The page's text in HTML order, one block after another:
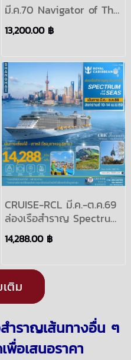
มี.ค.70 Navigator of The
Seas ล่องเรือสำราญ 3คืน
เที่ยวสิงคโปร์ มาเลเซีย
สำราญ เอเชีย:ROYAL
CARIBBEAN
SINGAPORE
13,200.00 ฿
CRUISE-RCL มี.ค.-ต.ค.69
ล่องเรือสำราญ Spectrum
of The Seas 5วัน4คืน
จีน(เซี่ยงไฮ้),เกาหลี(โซล,เจจู,
เมษายน 2569 เที่ยวเรือ
สำราญ เอเชีย : ASIA
SHANGHAI
14,288.00 ฿
ติม
ำราญเส้นทางอื่น ๆ
พื่อเสนอราคา